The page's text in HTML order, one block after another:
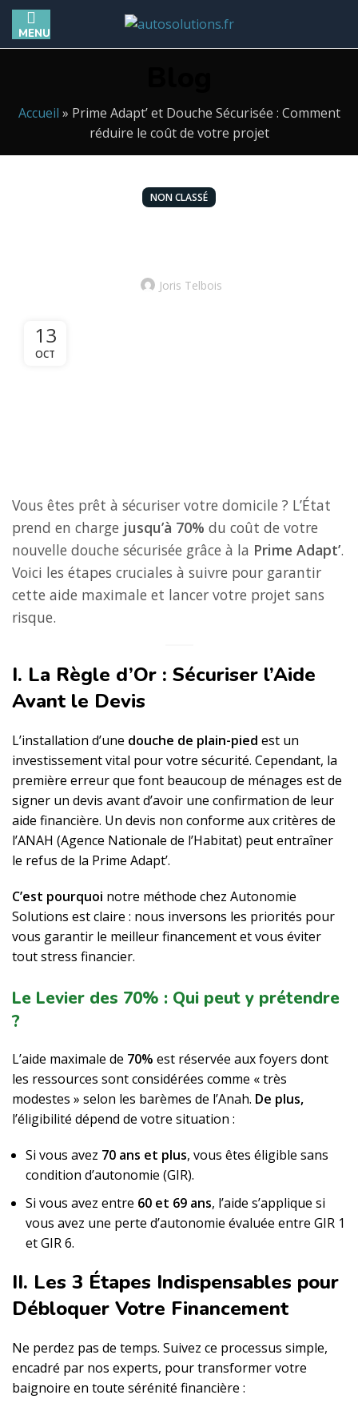
MENU
Accueil » Prime Adapt’ et Douche Sécurisée : Comment
réduire le coût de votre projet
NON CLASSÉ
Joris Telbois
13
OCT
Prime Adapt’ et Douche
Vous êtes prêt à sécuriser votre domicile ? L’État
prend en charge jusqu’à 70% du coût de votre
nouvelle douche sécurisée grâce à la Prime Adapt’.
Voici les étapes cruciales à suivre pour garantir
cette aide maximale et lancer votre projet sans
risque.
I. La Règle d’Or : Sécuriser l’Aide
Avant le Devis
L’installation d’une douche de plain-pied est un
investissement vital pour votre sécurité. Cependant, la
première erreur que font beaucoup de ménages est de
signer un devis avant d’avoir une confirmation de leur
aide financière. Un devis non conforme aux critères de
l’ANAH (Agence Nationale de l’Habitat) peut entraîner
le refus de la Prime Adapt’.
C’est pourquoi notre méthode chez Autonomie
Solutions est claire : nous inversons les priorités pour
vous garantir le meilleur financement et vous éviter
tout stress financier.
Le Levier des 70% : Qui peut y prétendre
?
L’aide maximale de 70% est réservée aux foyers dont
les ressources sont considérées comme « très
modestes » selon les barèmes de l’Anah. De plus,
l’éligibilité dépend de votre situation :
Si vous avez 70 ans et plus, vous êtes éligible sans
condition d’autonomie (GIR).
Si vous avez entre 60 et 69 ans, l’aide s’applique si
vous avez une perte d’autonomie évaluée entre GIR 1
et GIR 6.
II. Les 3 Étapes Indispensables pour
Débloquer Votre Financement
Ne perdez pas de temps. Suivez ce processus simple,
encadré par nos experts, pour transformer votre
baignoire en toute sérénité financière :